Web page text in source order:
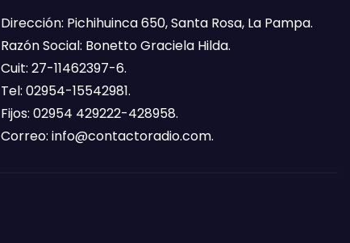
Dirección: Pichihuinca 650, Santa Rosa, La Pampa.
Razón Social: Bonetto Graciela Hilda.
Cuit: 27-11462397-6.
Tel: 02954-15542981.
Fijos: 02954 429222-428958.
Correo: info@contactoradio.com.